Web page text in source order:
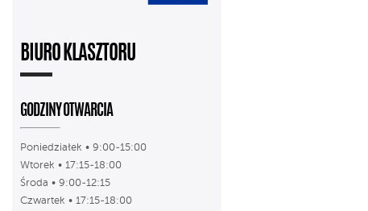
BIURO KLASZTORU
GODZINY OTWARCIA
Poniedziałek • 9:00-15:00
Wtorek • 17:15-18:00
Środa • 9:00-12:15
Czwartek • 17:15-18:00